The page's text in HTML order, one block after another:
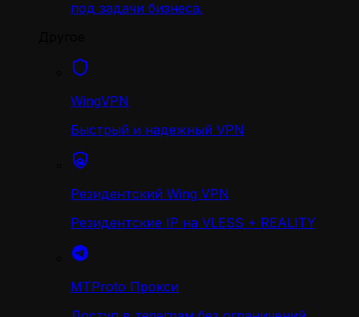
под задачи бизнеса.
WingVPN
Быстрый и надежный VPN
Резидентский Wing VPN
Резидентские IP на VLESS + REALITY
MTProto Прокси